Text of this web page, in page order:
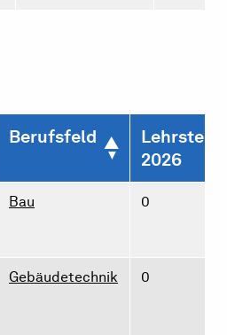
Berufsfeld
2026
Bau 0
Gebäudetechnik 0